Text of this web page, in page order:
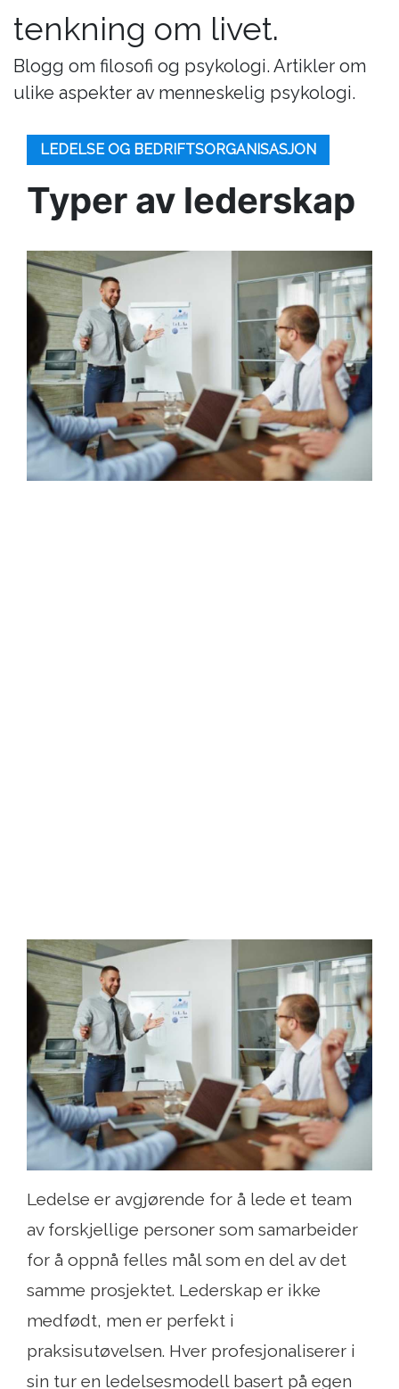
tenkning om livet.
Blogg om filosofi og psykologi. Artikler om
ulike aspekter av menneskelig psykologi.
LEDELSE OG BEDRIFTSORGANISASJON
Typer av lederskap
Ledelse er avgjørende for å lede et team
av forskjellige personer som samarbeider
for å oppnå felles mål som en del av det
samme prosjektet. Lederskap er ikke
medfødt, men er perfekt i
praksisutøvelsen. Hver profesjonaliserer i
sin tur en ledelsesmodell basert på egen